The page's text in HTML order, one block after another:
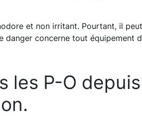
et non irritant. Pourtant, il
concerne tout équipement
les P-O